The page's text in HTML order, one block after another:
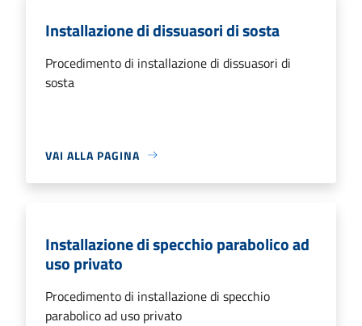
Installazione di dissuasori di sosta
Procedimento di installazione di dissuasori di
sosta
VAI ALLA PAGINA
Installazione di specchio parabolico ad
uso privato
Procedimento di installazione di specchio
parabolico ad uso privato